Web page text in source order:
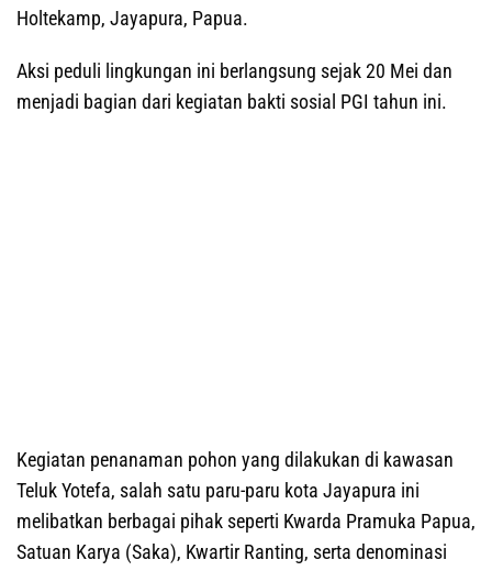
Holtekamp, Jayapura, Papua.
Aksi peduli lingkungan ini berlangsung sejak 20 Mei dan
menjadi bagian dari kegiatan bakti sosial PGI tahun ini.
Kegiatan penanaman pohon yang dilakukan di kawasan
Teluk Yotefa, salah satu paru-paru kota Jayapura ini
melibatkan berbagai pihak seperti Kwarda Pramuka Papua,
Satuan Karya (Saka), Kwartir Ranting, serta denominasi